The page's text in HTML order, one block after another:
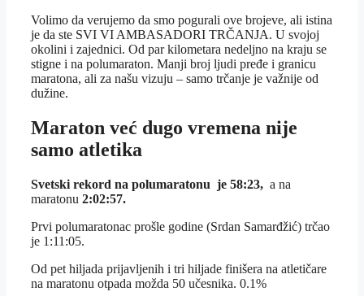
Volimo da verujemo da smo pogurali ove brojeve, ali istina
je da ste SVI VI AMBASADORI TRČANJA. U svojoj
okolini i zajednici. Od par kilometara nedeljno na kraju se
stigne i na polumaraton. Manji broj ljudi pređe i granicu
maratona, ali za našu vizuju – samo trčanje je važnije od
dužine.
Maraton već dugo vremena nije
samo atletika
Svetski rekord na polumaratonu je 58:23, a na
maratonu 2:02:57.
Prvi polumaratonac prošle godine (Srdan Samarđžić) trčao
je 1:11:05.
Od pet hiljada prijavljenih i tri hiljade finišera na atletičare
na maratonu otpada možda 50 učesnika. 0.1%